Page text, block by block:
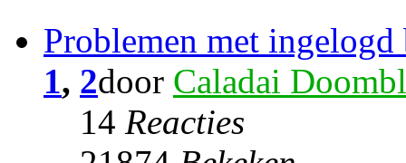
Problemen met
1, 2door Caladai
14 Reacties